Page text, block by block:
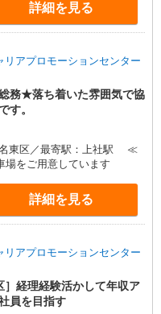
詳細を見る
アプロモーションセンター
務★落ち着いた雰囲気で協
す。
名東区／最寄駅：上社駅 ≪
をご用意しています
詳細を見る
アプロモーションセンター
経理経験活かして年収ア
員を目指す